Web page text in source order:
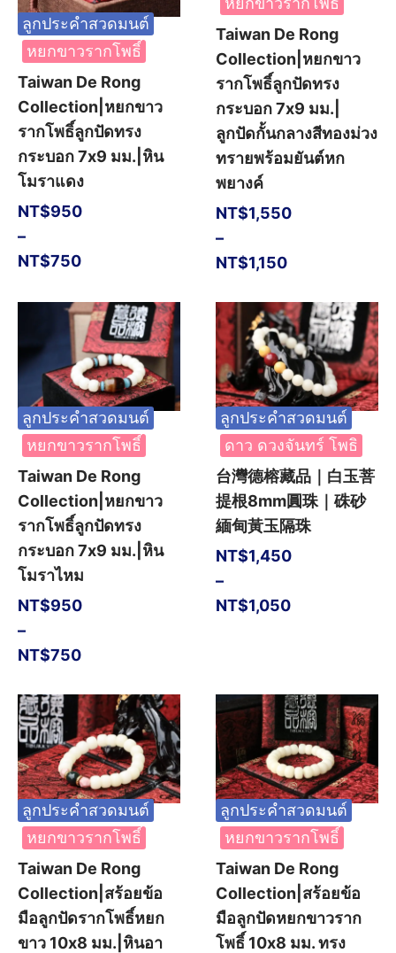
ลูกประคำสวดมนต์
หยกขาวรากโพธิ์
Taiwan De Rong
Collection|หยกขาว
รากโพธิ์ลูกปัดทรง
กระบอก 7x9 มม.|หิน
โมราแดง
NT$750
–
NT$950
Taiwan De Rong
Collection|หยกขาว
รากโพธิ์ลูกปัดทรง
กระบอก 7x9 มม.|
ลูกปัดกั้นกลางสีทองม่วง
ทรายพร้อมยันต์หก
พยางค์
NT$1,150
–
NT$1,550
ลูกประคำสวดมนต์
หยกขาวรากโพธิ์
Taiwan De Rong
Collection|หยกขาว
รากโพธิ์ลูกปัดทรง
กระบอก 7x9 มม.|หิน
โมราไหม
NT$750
–
NT$950
ลูกประคำสวดมนต์
ดาว ดวงจันทร์ โพธิ
台灣德榕藏品｜白玉菩
提根8mm圓珠｜硃砂
緬甸黃玉隔珠
NT$1,050
–
NT$1,450
ลูกประคำสวดมนต์
หยกขาวรากโพธิ์
Taiwan De Rong
Collection|สร้อยข้อ
มือลูกปัดรากโพธิ์หยก
ขาว 10x8 มม.|หินอา
ลูกประคำสวดมนต์
หยกขาวรากโพธิ์
Taiwan De Rong
Collection|สร้อยข้อ
มือลูกปัดหยกขาวราก
โพธิ์ 10x8 มม. ทรง